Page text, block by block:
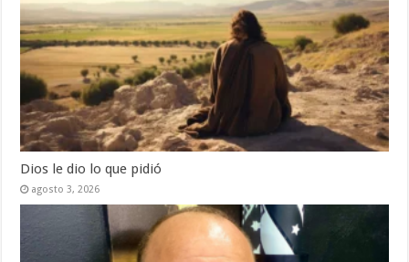
Dios le dio lo que pidió
agosto 3, 2026